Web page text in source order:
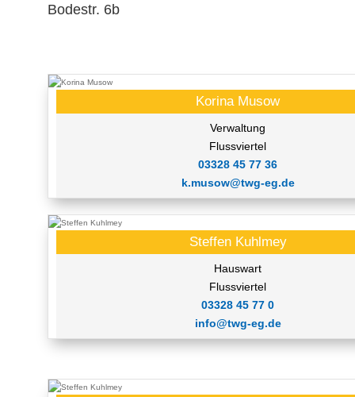
Bodestr. 6b
Korina Musow
Verwaltung
Flussviertel
03328 45 77 36
k.musow@twg-eg.de
Steffen Kuhlmey
Hauswart
Flussviertel
03328 45 77 0
info@twg-eg.de